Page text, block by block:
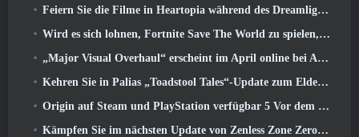
Feiern Sie die Filme in Heartopia während des Dreamlight Cinematics Festivals
Wird es sich lohnen, Fortnite Save The World zu spielen, sobald es kostenlos ist??
„Major Visual Overhaul“ erscheint im April online bei Albion
Kehren Sie in Palias „Toadstool Tales“-Update zum Elderwood zurück
Origin auf Steam und PlayStation verfügbar 5 Vor dem März 23 Start
Kämpfen Sie im nächsten Update von Zenless Zone Zero um Ruhm im Hollow-Champion-Wettbewerb von New Eridu